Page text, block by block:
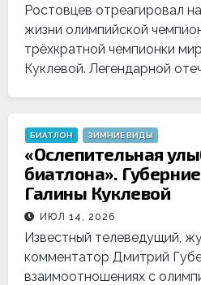
Ростовцев отреагировал
жизни олимпийской
трёхкратной чемпионки
Куклевой. Легендарной
БИАТЛОН ЗИМНИЕ ВИДЫ
«Ослепительная
биатлона».
Галины Куклевой
ИЮЛ 14, 2026
Известный телеведущий,
комментатор Дмитрий
взаимоотношениях с